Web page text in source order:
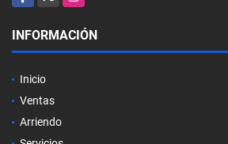
INFORMACIÓN
Inicio
Ventas
Arriendo